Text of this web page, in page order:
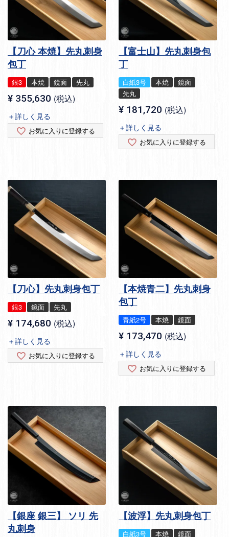
【刀心 本焼】先丸刺身
包丁
銀3 本焼 鏡面 先丸
¥ 355,630 税込
＋詳しく見る
お気に入りに登録する
【富士山】先丸刺身包
丁
白紙3号 本焼
鏡面
先丸
¥ 181,720 税込
＋詳しく見る
お気に入りに登録する
【刀心】先丸刺身包丁
銀3 鏡面 先丸
¥ 174,680 税込
＋詳しく見る
お気に入りに登録する
【本焼青二】先丸刺身
包丁
青紙2号 本焼 鏡面
¥ 173,470 税込
＋詳しく見る
お気に入りに登録する
【銀座 銀三】 ソリ 先
丸刺身
【波浮】先丸刺身包丁
白紙3号 本焼
鏡面